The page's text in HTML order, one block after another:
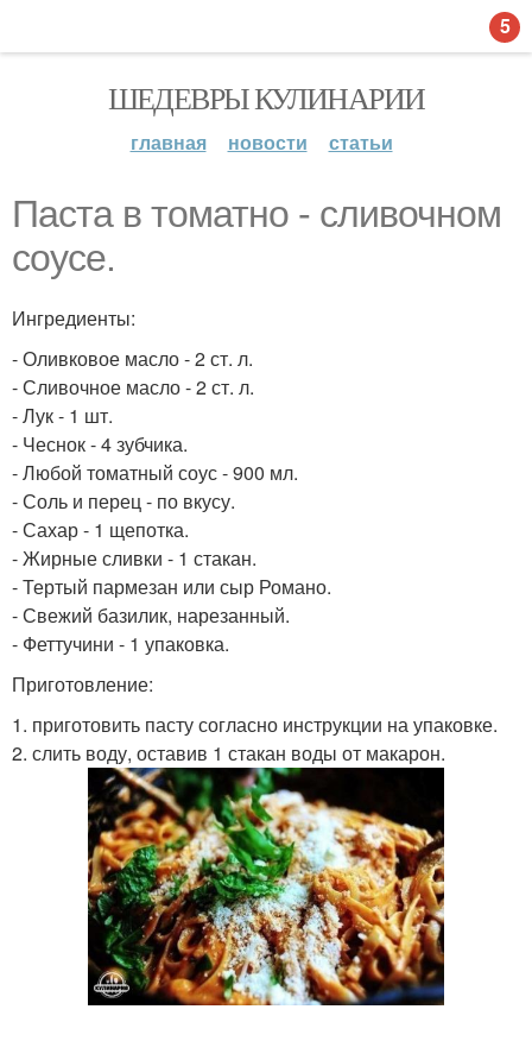
ШЕДЕВРЫ КУЛИНАРИИ
главная новости статьи
Паста в томатно - сливочном
соусе.
Ингредиенты:
- Оливковое масло - 2 ст. л.
- Сливочное масло - 2 ст. л.
- Лук - 1 шт.
- Чеснок - 4 зубчика.
- Любой томатный соус - 900 мл.
- Соль и перец - по вкусу.
- Сахар - 1 щепотка.
- Жирные сливки - 1 стакан.
- Тертый пармезан или сыр Романо.
- Свежий базилик, нарезанный.
- Феттучини - 1 упаковка.
Приготовление:
1. приготовить пасту согласно инструкции на упаковке.
2. слить воду, оставив 1 стакан воды от макарон.
5